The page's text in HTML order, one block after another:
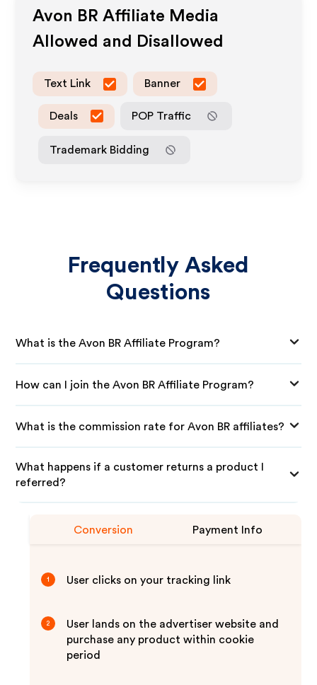
Avon BR Affiliate Media
Allowed and Disallowed
Text Link Banner
Deals POP Traffic
Trademark Bidding
Frequently Asked
Questions
What is the Avon BR Affiliate Program?
How can I join the Avon BR Affiliate Program?
What is the commission rate for Avon BR affiliates?
What happens if a customer returns a product I
referred?
Conversion Payment Info
1 User clicks on your tracking link
2
User lands on the advertiser website and
purchase any product within cookie
period